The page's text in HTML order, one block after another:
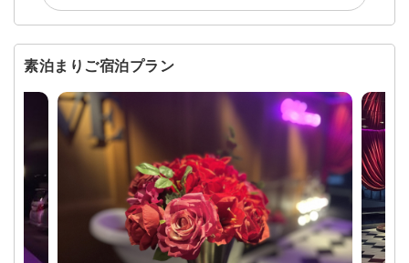
素泊まりご宿泊プラン